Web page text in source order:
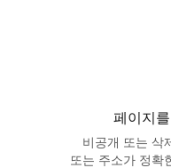
페이지
비공개 또는 삭
또는 주소가 정확